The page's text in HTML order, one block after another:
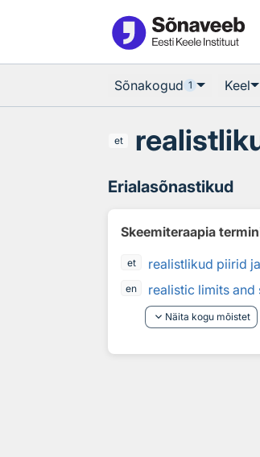
Sõnakogud 1 Keel
et
Erialasõnastikud
Skeemiteraapia
et realistlikud piirid
en
realistic limits
keyboard_arrow_down Näita kogu mõistet